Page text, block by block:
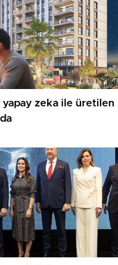
yapay zeka ile üretilen